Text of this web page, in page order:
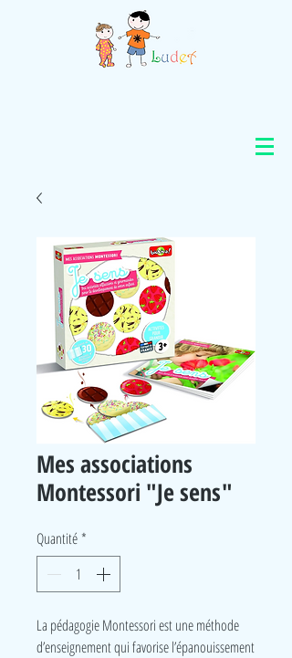
Mes associations
Montessori "Je sens"
Quantité *
La pédagogie Montessori est une méthode
d’enseignement qui favorise l’épanouissement